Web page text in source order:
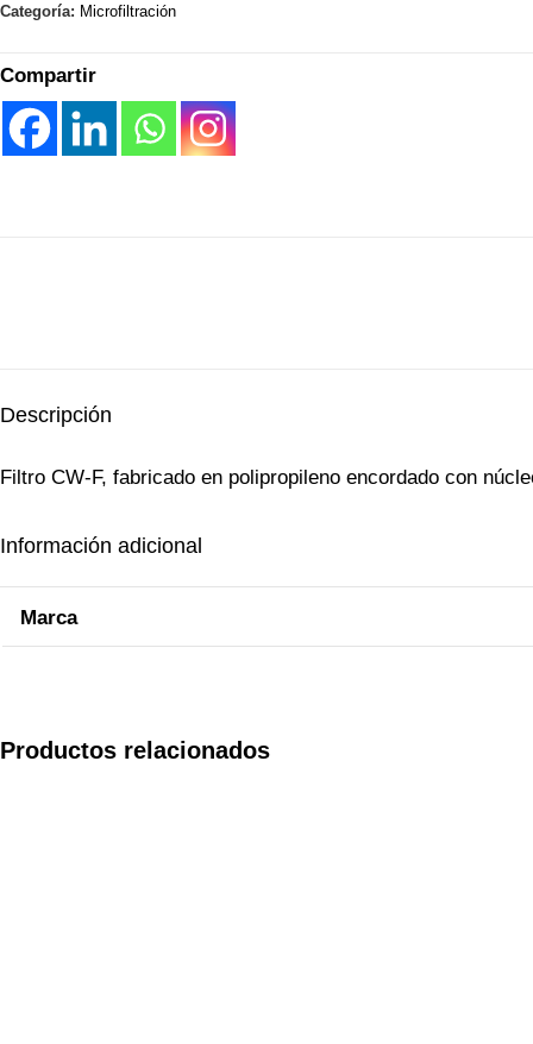
Categoría: Microfiltración
Compartir
Descripción
Filtro CW-F, fabricado en polipropileno encordado con
Información adicional
Marca
Productos relacionados